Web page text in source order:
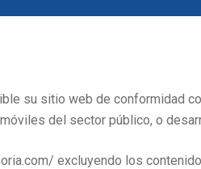
su sitio web de conformidad
del sector público, o
excluyendo los